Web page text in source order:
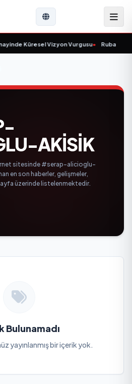
Küresel Vizyon Vurgusu• Rubato
AKISIK
sitesinde #serap-alicioglu-
en son haberler, gelişmeler,
üzerinde listelenmektedir.
Bulunamadı
yayınlanmış bir içerik yok.